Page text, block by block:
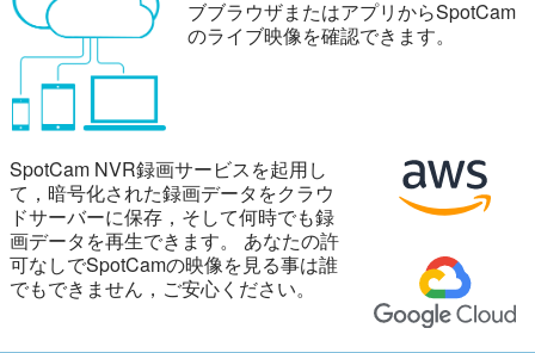
ブブラウザまたはアプリからSpotCam
のライブ映像を確認できます。
SpotCam NVR録画サービスを起用し
て，暗号化された録画データをクラウ
ドサーバーに保存，そして何時でも録
画データを再生できます。
あなたの許
可なしでSpotCamの映像を見る事は誰
でもできません，ご安心ください。